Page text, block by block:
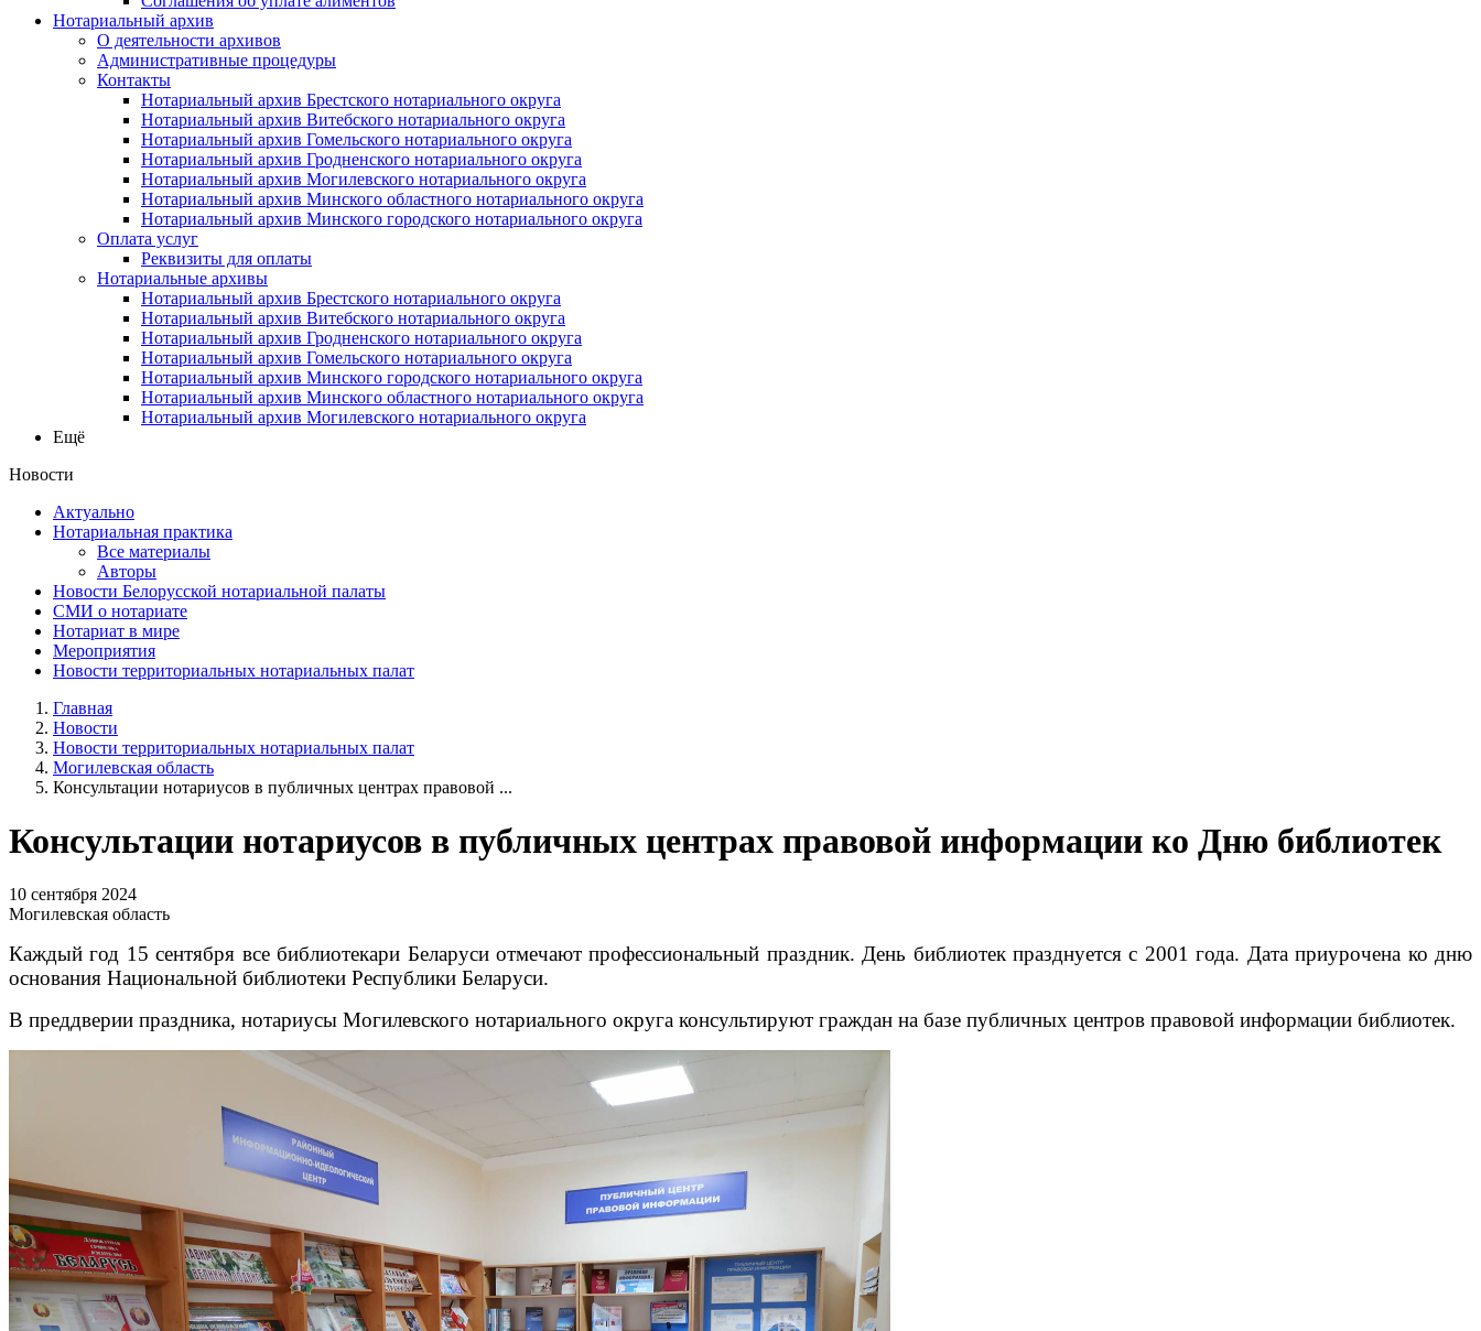
Нотариальный архив
О деятельности архивов
Административные процедуры
Контакты
Нотариальный архив Брестского нотариального округа
Нотариальный архив Витебского нотариального округа
Нотариальный архив Гомельского нотариального округа
Нотариальный архив Гродненского нотариального округа
Нотариальный архив Могилевского нотариального округа
Нотариальный архив Минского областного нотариального округа
Нотариальный архив Минского городского нотариального округа
Оплата услуг
Реквизиты для оплаты
Нотариальные архивы
Нотариальный архив Брестского нотариального округа
Нотариальный архив Витебского нотариального округа
Нотариальный архив Гродненского нотариального округа
Нотариальный архив Гомельского нотариального округа
Нотариальный архив Минского городского нотариального округа
Нотариальный архив Минского областного нотариального округа
Нотариальный архив Могилевского нотариального округа
Ещё
Новости
Актуально
Нотариальная практика
Все материалы
Авторы
Новости Белорусской нотариальной палаты
СМИ о нотариате
Нотариат в мире
Мероприятия
Новости территориальных нотариальных палат
Главная
Новости
Новости территориальных нотариальных палат
Могилевская область
Консультации нотариусов в публичных центрах правовой ...
Консультации нотариусов в публичных центрах правовой информации ко Дню библиотек
10 сентября 2024
Могилевская область
Каждый год 15 сентября все библиотекари Беларуси отмечают профессиональный праздник. День библиотек празднуется с 2001 года. Дата приурочена ко дню
основания Национальной библиотеки Республики Беларуси.
В преддверии праздника, нотариусы Могилевского нотариального округа консультируют граждан на базе публичных центров правовой информации библиотек.